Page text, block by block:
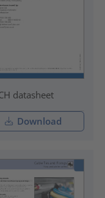
datasheet
Download